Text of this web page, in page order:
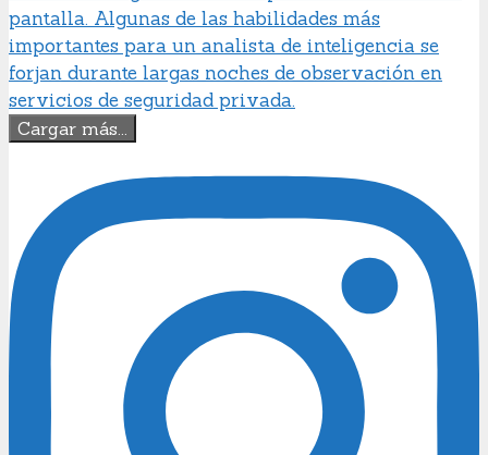
Cargar más...